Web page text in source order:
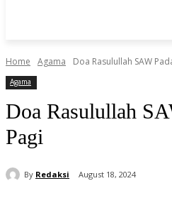
Home Agama Doa Rasulullah SAW
Agama
Doa Rasulullah
Pagi
By Redaksi August 18, 2024